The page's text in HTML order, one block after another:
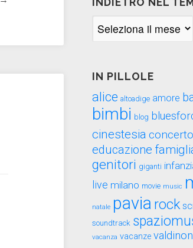
Indietro
IN PILLOLE
alice altoadige amore
bimbi blog
cinestesia concerto
educazione
genitori giganti
live milano movie music
natale pavia rock
soundtrack
vacanza vacanze valdinon